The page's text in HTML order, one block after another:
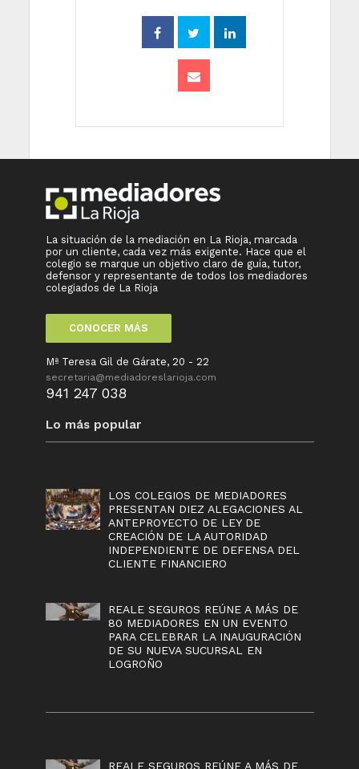
La situación de la mediación en La Rioja, marcada
por un cliente, cada vez más exigente. Hace que el
colegio se marque un objetivo claro de guía, tutor,
defensor y representante de todos los mediadores
colegiados de La Rioja
CONOCER MÁS
Mª Teresa Gil de Gárate, 20 - 22
secretaria@mediadoreslarioja.com
941 247 038
Lo más popular
LOS COLEGIOS DE MEDIADORES
PRESENTAN DIEZ ALEGACIONES AL
ANTEPROYECTO DE LEY DE
CREACIÓN DE LA AUTORIDAD
INDEPENDIENTE DE DEFENSA DEL
CLIENTE FINANCIERO
REALE SEGUROS REÚNE A MÁS DE
80 MEDIADORES EN UN EVENTO
PARA CELEBRAR LA INAUGURACIÓN
DE SU NUEVA SUCURSAL EN
LOGROÑO
REALE SEGUROS REÚNE A MÁS DE